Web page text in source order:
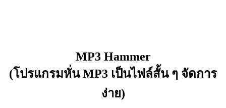
MP3 Hammer
(โปรแกรมหั่น MP3 เป็นไฟล์สั้น ๆ จัดการ
ง่าย)